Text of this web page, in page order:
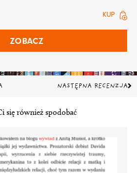
KUP
ZOBACZ
NASTĘPNA RECENZJA
się również spodobać